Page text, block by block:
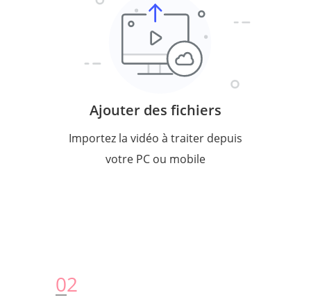
Ajouter des fichiers
Importez la vidéo à traiter depuis
votre PC ou mobile
02